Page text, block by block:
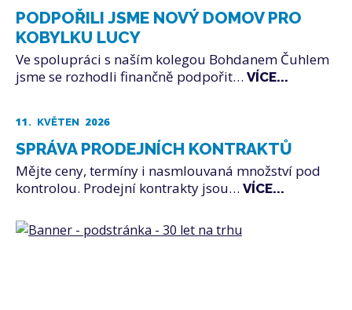
PODPOŘILI JSME NOVÝ DOMOV PRO
KOBYLKU LUCY
Ve spolupráci s naším kolegou Bohdanem Čuhlem
jsme se rozhodli finančně podpořit… VÍCE...
11. KVĚTEN 2026
SPRÁVA PRODEJNÍCH KONTRAKTŮ
Mějte ceny, termíny i nasmlouvaná množství pod
kontrolou. Prodejní kontrakty jsou… VÍCE...